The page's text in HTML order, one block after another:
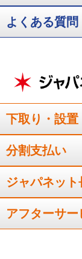
静かで、設定温
リ。
〇
ステンレスでと
運転音が静かな
※「お客様の声」は実
す。
よくある質問
下取り・設置
分割支払い
ジャパネッ
アフターサー